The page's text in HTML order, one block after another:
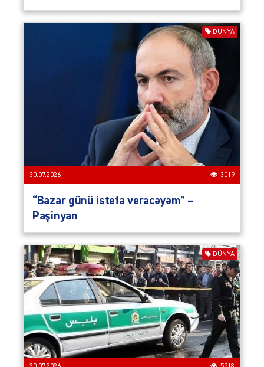
DÜNYA
30.07.2026 3019
“Bazar günü istefa verəcəyəm” –
Paşinyan
DÜNYA